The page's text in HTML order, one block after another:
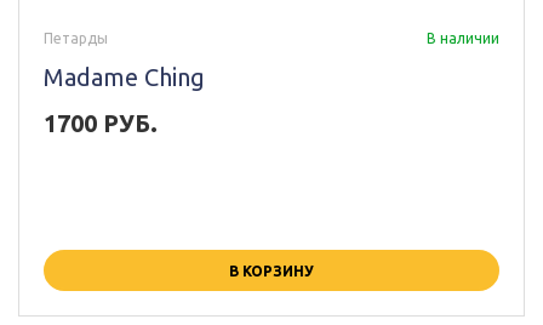
Петарды В наличии
Madame Ching
1700 РУБ.
В КОРЗИНУ